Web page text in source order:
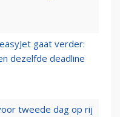
gaat verder:
dezelfde deadline
tweede dag op rij